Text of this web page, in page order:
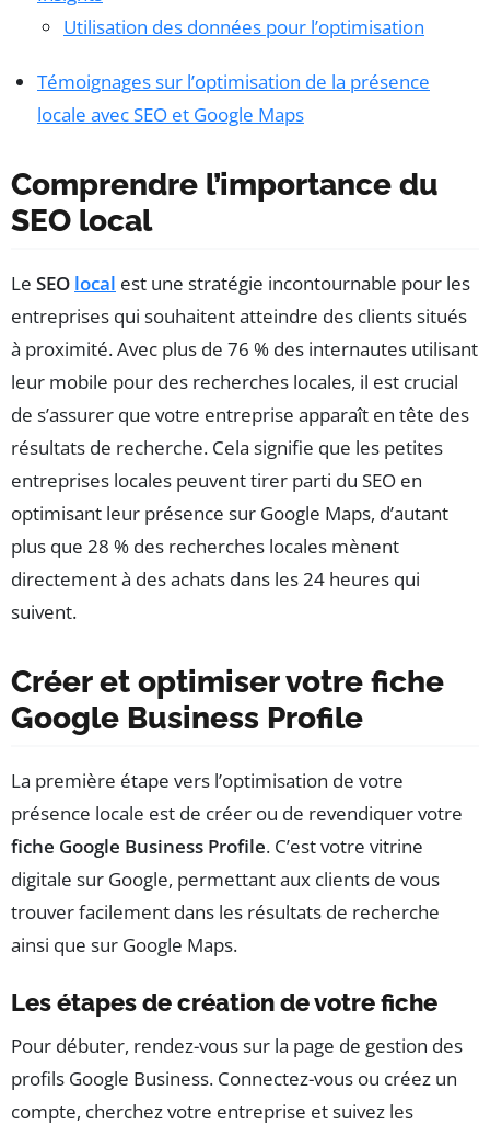
Utilisation des données pour l’optimisation
Témoignages sur l’optimisation de la présence
locale avec SEO et Google Maps
Comprendre l’importance du
SEO local
Le SEO local est une stratégie incontournable pour les
entreprises qui souhaitent atteindre des clients situés
à proximité. Avec plus de 76 % des internautes utilisant
leur mobile pour des recherches locales, il est crucial
de s’assurer que votre entreprise apparaît en tête des
résultats de recherche. Cela signifie que les petites
entreprises locales peuvent tirer parti du SEO en
optimisant leur présence sur Google Maps, d’autant
plus que 28 % des recherches locales mènent
directement à des achats dans les 24 heures qui
suivent.
Créer et optimiser votre fiche
Google Business Profile
La première étape vers l’optimisation de votre
présence locale est de créer ou de revendiquer votre
fiche Google Business Profile. C’est votre vitrine
digitale sur Google, permettant aux clients de vous
trouver facilement dans les résultats de recherche
ainsi que sur Google Maps.
Les étapes de création de votre fiche
Pour débuter, rendez-vous sur la page de gestion des
profils Google Business. Connectez-vous ou créez un
compte, cherchez votre entreprise et suivez les